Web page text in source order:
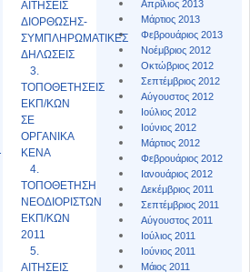
Απρίλιος 2013
Μάρτιος 2013
Φεβρουάριος 2013
Νοέμβριος 2012
Οκτώβριος 2012
Σεπτέμβριος 2012
Αύγουστος 2012
Ιούλιος 2012
Ιούνιος 2012
Μάρτιος 2012
Φεβρουάριος 2012
Ιανουάριος 2012
Δεκέμβριος 2011
Σεπτέμβριος 2011
Αύγουστος 2011
Ιούλιος 2011
Ιούνιος 2011
Μάιος 2011
ΑΙΤΗΣΕΙΣ
ΔΙΟΡΘΩΣΗΣ-
ΣΥΜΠΛΗΡΩΜΑΤΙΚΕΣ
ΔΗΛΩΣΕΙΣ
3.
ΤΟΠΟΘΕΤΗΣΕΙΣ
ΕΚΠ/ΚΩΝ
ΣΕ
ΟΡΓΑΝΙΚΑ
ΚΕΝΑ
4.
ΤΟΠΟΘΕΤΗΣΗ
ΝΕΟΔΙΟΡΙΣΤΩΝ
ΕΚΠ/ΚΩΝ
2011
5.
ΑΙΤΗΣΕΙΣ